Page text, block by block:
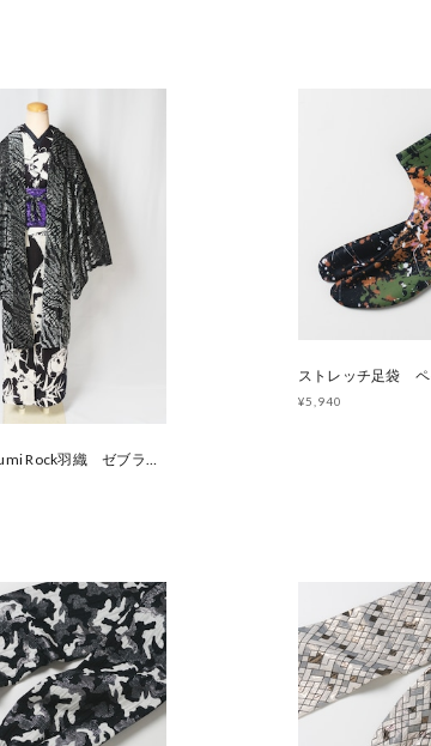
【即納品】Rumi Rock羽織 ゼブラ×レオパード [ B1251 B1250]
¥5,940